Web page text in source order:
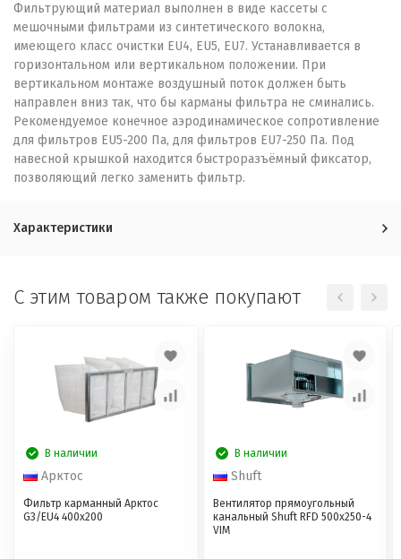
Фильтрующий материал выполнен в виде кассеты с
мешочными фильтрами из синтетического волокна,
имеющего класс очистки EU4, EU5, EU7. Устанавливается в
горизонтальном или вертикальном положении. При
вертикальном монтаже воздушный поток должен быть
направлен вниз так, что бы карманы фильтра не сминались.
Рекомендуемое конечное аэродинамическое сопротивление
для фильтров EU5-200 Па, для фильтров EU7-250 Па. Под
навесной крышкой находится быстроразъёмный фиксатор,
позволяющий легко заменить фильтр.
Характеристики
C этим товаром также покупают
В наличии
Арктос
Фильтр карманный Арктос
G3/EU4 400x200
В наличии
Shuft
Вентилятор прямоугольный
канальный Shuft RFD 500х250-4
VIM